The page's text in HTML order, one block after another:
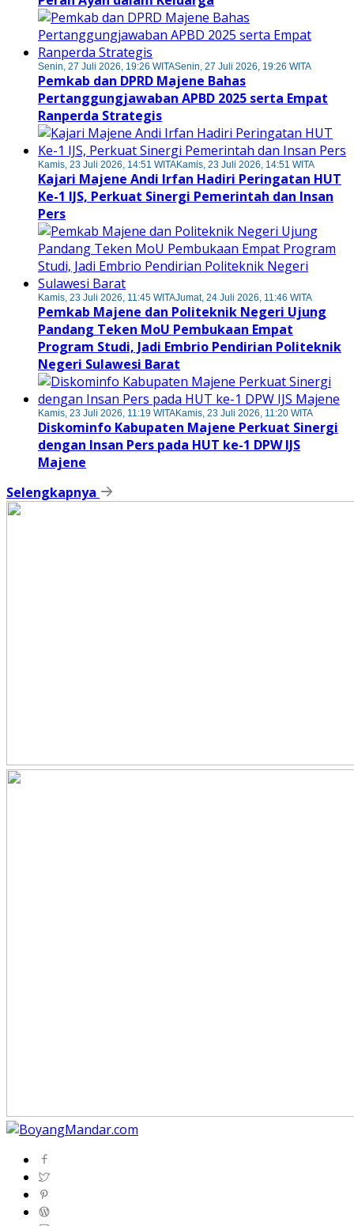
Senin, 27 Juli 2026, 19:26 WITASenin, 27 Juli 2026, 19:26 WITA
Pemkab dan DPRD Majene Bahas
Pertanggungjawaban APBD 2025 serta Empat
Ranperda Strategis
Kamis, 23 Juli 2026, 14:51 WITAKamis, 23 Juli 2026, 14:51 WITA
Kajari Majene Andi Irfan Hadiri Peringatan HUT
Ke-1 IJS, Perkuat Sinergi Pemerintah dan Insan
Pers
Kamis, 23 Juli 2026, 11:45 WITAJumat, 24 Juli 2026, 11:46 WITA
Pemkab Majene dan Politeknik Negeri Ujung
Pandang Teken MoU Pembukaan Empat
Program Studi, Jadi Embrio Pendirian Politeknik
Negeri Sulawesi Barat
Kamis, 23 Juli 2026, 11:19 WITAKamis, 23 Juli 2026, 11:20 WITA
Diskominfo Kabupaten Majene Perkuat Sinergi
dengan Insan Pers pada HUT ke-1 DPW IJS
Majene
Selengkapnya